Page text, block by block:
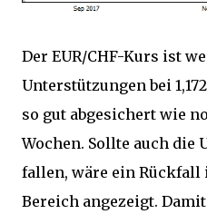
Der EUR/CHF-Kurs ist
Unterstützungen bei
so gut abgesichert wie
Wochen. Sollte auch die
fallen, wäre ein Rückfall
Bereich angezeigt.